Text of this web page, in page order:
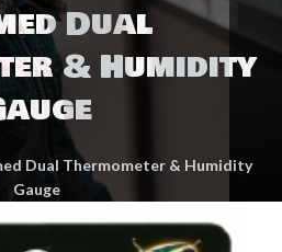
Dual
& Humidity
Dual Thermometer & Humidity
Gauge